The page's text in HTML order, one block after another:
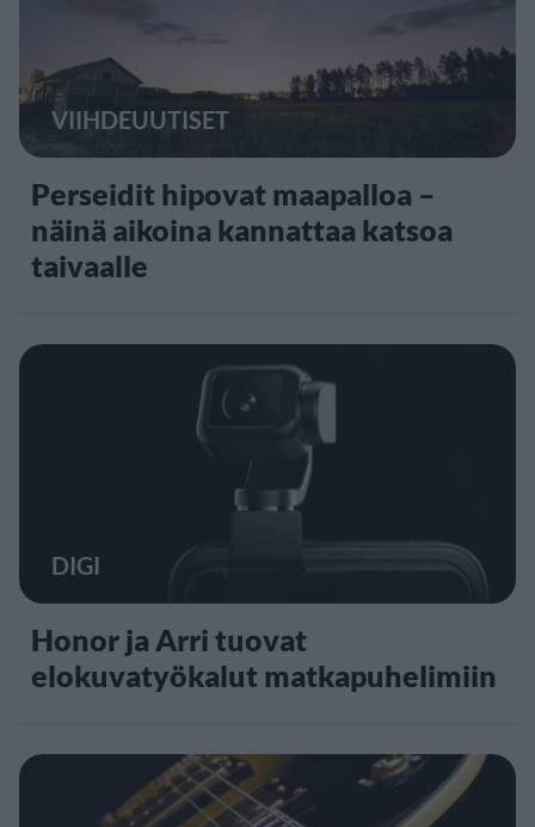
VIIHDEUUTISET
Perseidit hipovat maapalloa –
näinä aikoina kannattaa katsoa
taivaalle
DIGI
Honor ja Arri tuovat
elokuvatyökalut matkapuhelimiin